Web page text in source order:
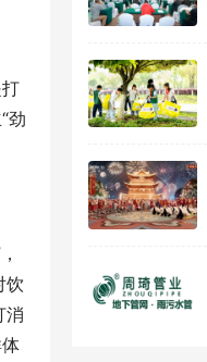
劲
饮
消